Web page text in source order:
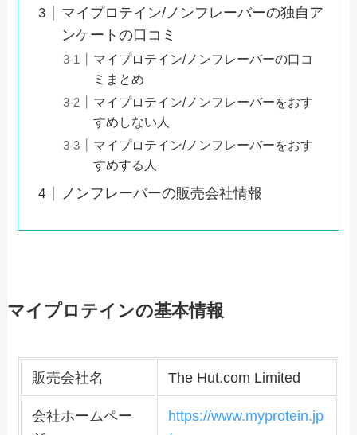
マイプロテイン/ノンフレーバーの独自ア
ンケートの口コミ
マイプロテイン/ノンフレーバーの口コ
ミまとめ
マイプロテイン/ノンフレーバーをおす
すめしない人
マイプロテイン/ノンフレーバーをおす
すめする人
ノンフレーバーの販売会社情報
マイプロテインの基本情報
販売会社名 The Hut.com Limited
会社ホームペー
https://www.myprotein.jp